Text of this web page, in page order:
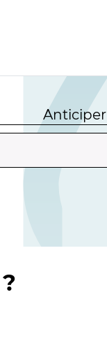
Anticiper